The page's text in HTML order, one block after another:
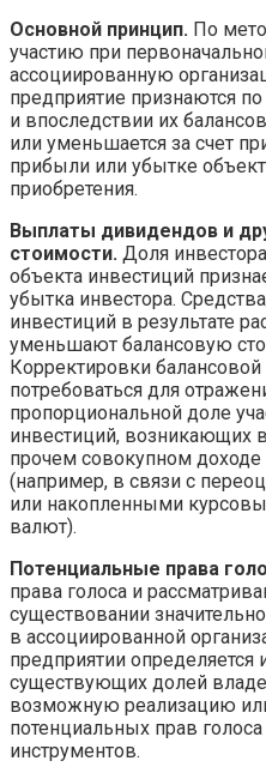
Основной принцип. По
участию при
ассоциированную
предприятие признаются
и впоследствии их
или уменьшается за счет
прибыли или убытке
приобретения.
Выплаты дивидендов и
стоимости. Доля
объекта инвестиций
убытка инвестора.
инвестиций в результате
уменьшают балансовую
Корректировки балансовой
потребоваться для
пропорциональной доле
инвестиций, возникающих
прочем совокупном доходе
(например, в связи с
или накопленными
валют).
Потенциальные права
права голоса и
существовании
в ассоциированной
предприятии
существующих долей
возможную реализацию
потенциальных прав
инструментов.